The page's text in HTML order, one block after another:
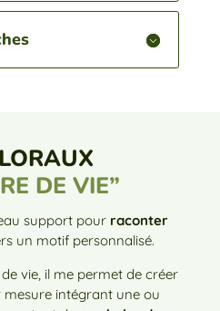
DE VIE”
support pour raconter
un motif personnalisé.
vie, il me permet de créer
intégrant une ou